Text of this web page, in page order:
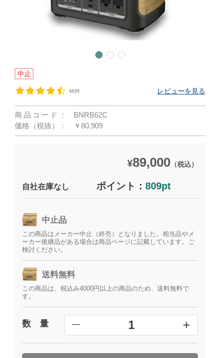
中止
46件 レビューを見る
商品コード：
BNRB62C
価格（税抜）：
￥80,909
¥89,000（税込）
自社在庫なし ポイント： 809pt
中止品
この商品はメーカー中止（終売）となりました。相当品やメ
ーカー後継品がある場合は商品ページに記載しています。ご
検討ください。
送料無料
この商品は、税込み4000円以上の商品のため、送料無料で
す。
数 量 ━ 1 +